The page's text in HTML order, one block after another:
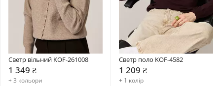
Светр вільний KOF-261008
1 349 ₴
+ 3 кольори
Светр поло KOF-4582
1 209 ₴
+ 1 колір